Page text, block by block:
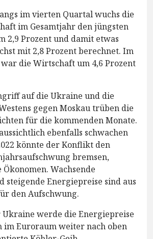
im vierten Quartal wuchs die
im Gesamtjahr den jüngsten
2,9 Prozent und damit etwas
mit 2,8 Prozent berechnet. Im
die Wirtschaft um 4,6 Prozent
auf die Ukraine und die
gegen Moskau trüben die
für die kommenden Monate.
ebenfalls schwachen
könnte der Konflikt den
bremsen,
Wachsende
steigende Energiepreise sind aus
den Aufschwung.
werde die Energiepreise
Euroraum weiter nach oben